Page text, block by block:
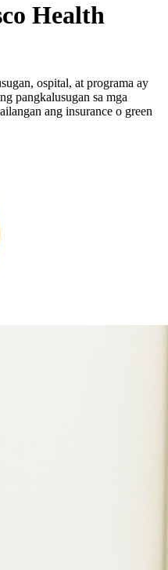
Health
ospital, at programa ay
pangkalusugan sa mga
ang insurance o green